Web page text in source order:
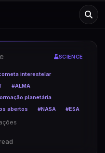
SCIENCE
interestelar
#ALMA
planetária
abertos #NASA #ESA